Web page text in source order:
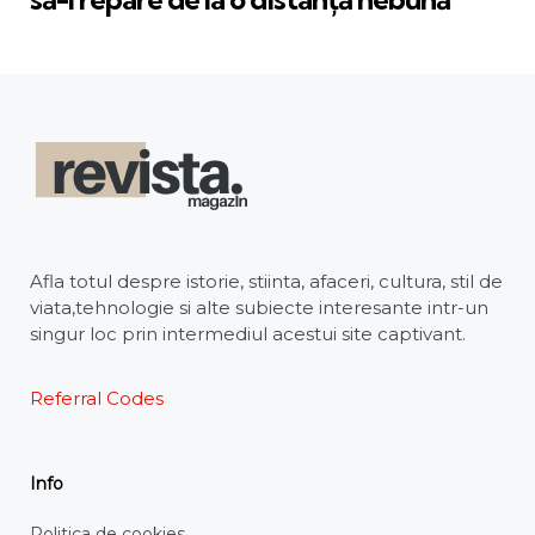
Afla totul despre istorie, stiinta, afaceri, cultura, stil de
viata,tehnologie si alte subiecte interesante intr-un
singur loc prin intermediul acestui site captivant.
Referral Codes
Info